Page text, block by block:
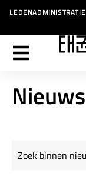
LEDENADMINISTRATIE
Nieuws